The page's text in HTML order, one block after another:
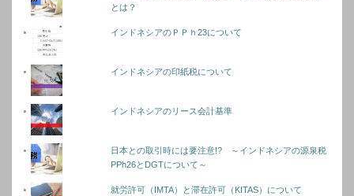
とは？
インドネシアのＰＰｈ23について
インドネシアの印紙税について
インドネシアのリース会計基準
日本との取引時には要注意!? ～インドネシアの源泉税
PPh26とDGTについて～
就労許可（IMTA）と滞在許可（KITAS）について